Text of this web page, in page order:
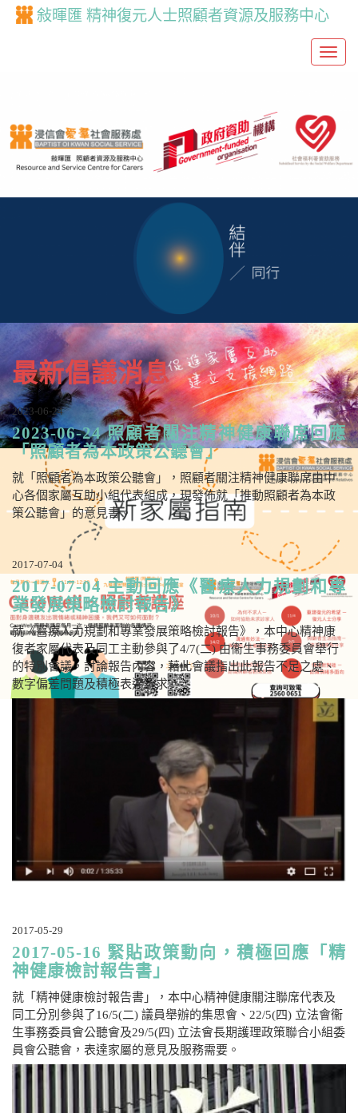
敍暉匯 精神復元人士照顧者資源及服務中心
T
e
n
v
最新倡議消息
2023-06-24
2023-06-24 照顧者關注精神健康聯席回應
「照顧者為本政策公聽會」
就「照顧者為本政策公聽會」，照顧者關注精神健康聯席由中
心各個家屬互助小組代表組成，現發佈就「推動照顧者為本政
策公聽會」的意見書。
2017-07-04
2017-07-04 主動回應《醫療人力規劃和專
業發展策略檢討報告》
就《醫療人力規劃和專業發展策略檢討報告》，本中心精神康
復者家屬代表及同工主動參與了4/7(二) 由衞生事務委員會舉行
的特別會議，討論報告內容，藉此會議指出此報告不足之處、
數字偏差問題及積極表達訴求。
2017-05-29
2017-05-16 緊貼政策動向，積極回應「精
神健康檢討報告書」
就「精神健康檢討報告書」，本中心精神健康關注聯席代表及
同工分別參與了16/5(二) 議員舉辦的集思會、22/5(四) 立法會衞
生事務委員會公聽會及29/5(四) 立法會長期護理政策聯合小組委
員會公聽會，表達家屬的意見及服務需要。